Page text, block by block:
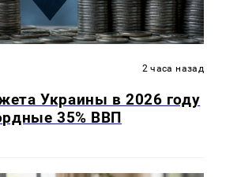
2 часа назад
Украины в 2026 году
35% ВВП